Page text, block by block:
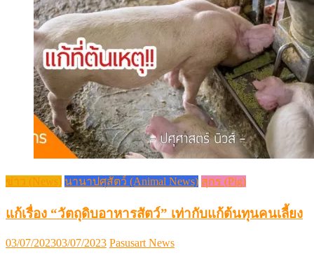
ข่าว (News) นานาปศุสัตว์ (Animal News) สุกร (Pig)
แก้เรื่อง “วัตถุดิบอาหารสัตว์” เท่ากับแก้ต้นทุนคนเลี้ยง
Posted
03/07/202303/07/2023 Author
Pasusart News